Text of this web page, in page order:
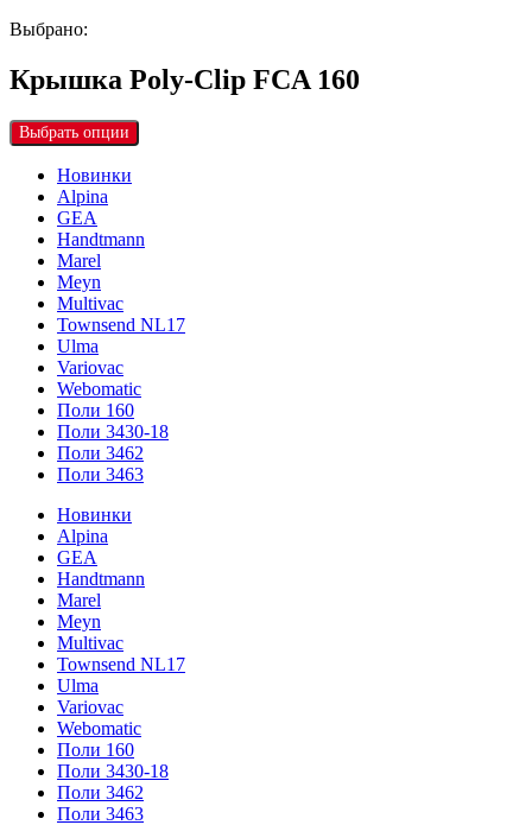
Выбрано:
Крышка Poly-Clip FCA 160
Выбрать опции
Новинки
Alpina
GEA
Handtmann
Marel
Meyn
Multivac
Townsend NL17
Ulma
Variovac
Webomatic
Поли 160
Поли 3430-18
Поли 3462
Поли 3463
Новинки
Alpina
GEA
Handtmann
Marel
Meyn
Multivac
Townsend NL17
Ulma
Variovac
Webomatic
Поли 160
Поли 3430-18
Поли 3462
Поли 3463